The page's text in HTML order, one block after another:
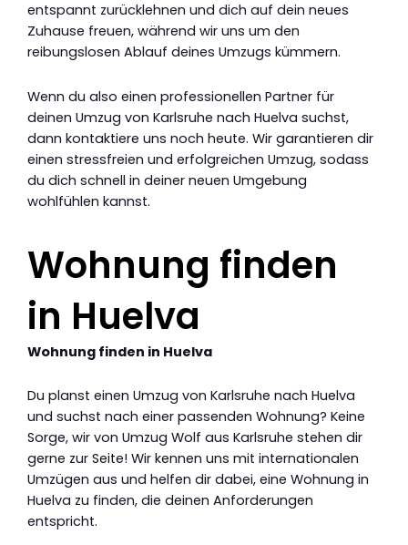
entspannt zurücklehnen und dich auf dein neues
Zuhause freuen, während wir uns um den
reibungslosen Ablauf deines Umzugs kümmern.
Wenn du also einen professionellen Partner für
deinen Umzug von Karlsruhe nach Huelva suchst,
dann kontaktiere uns noch heute. Wir garantieren dir
einen stressfreien und erfolgreichen Umzug, sodass
du dich schnell in deiner neuen Umgebung
wohlfühlen kannst.
Wohnung finden
in Huelva
Wohnung finden in Huelva
Du planst einen Umzug von Karlsruhe nach Huelva
und suchst nach einer passenden Wohnung? Keine
Sorge, wir von Umzug Wolf aus Karlsruhe stehen dir
gerne zur Seite! Wir kennen uns mit internationalen
Umzügen aus und helfen dir dabei, eine Wohnung in
Huelva zu finden, die deinen Anforderungen
entspricht.